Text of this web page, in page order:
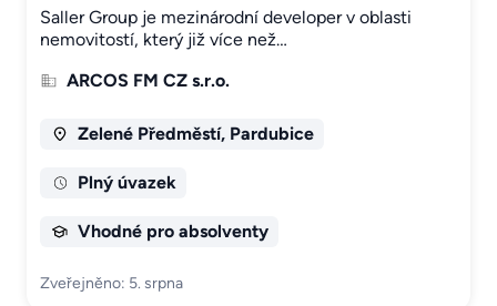
Saller Group je mezinárodní developer v oblasti
nemovitostí, který již více než…
ARCOS FM CZ s.r.o.
Zelené Předměstí, Pardubice
Plný úvazek
Vhodné pro absolventy
Zveřejněno: 5. srpna